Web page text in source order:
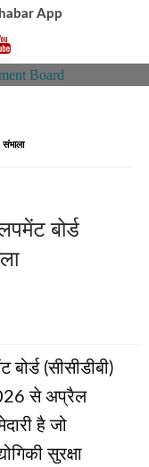
App
बोर्ड
(सीसीडीबी)
से अप्रैल
है जो
सुरक्षा